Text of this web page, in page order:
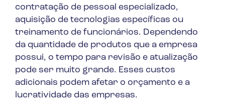
contratação de pessoal especializado,
aquisição de tecnologias específicas ou
treinamento de funcionários. Dependendo
da quantidade de produtos que a empresa
possui, o tempo para revisão e atualização
pode ser muito grande. Esses custos
adicionais podem afetar o orçamento e a
lucratividade das empresas.